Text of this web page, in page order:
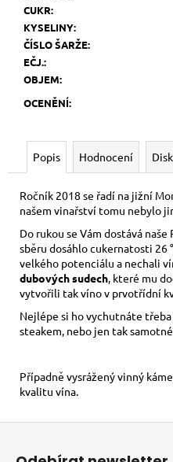
CUKR:
KYSELINY:
ČÍSLO ŠARŽE:
EČJ.:
OBJEM:
OCENĚNÍ:
Popis Hodnocení
Ročník 2018 se řadí na jižní
našem vinařství tomu nebylo
Do rukou se Vám dostává
sběru dosáhlo cukernatosti 26
velkého potenciálu a nechali
dubových sudech , které mu
vytvořili tak víno v prvotřídní
Nejlépe si ho vychutnáte
steakem, nebo jen tak
Případně vysrážený vinný
kvalitu vína.
Z